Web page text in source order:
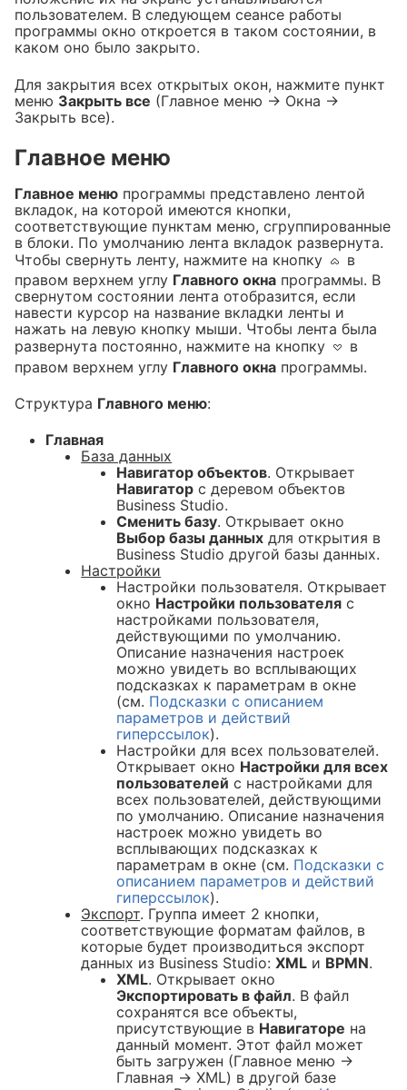
пользователем. В следующем сеансе работы
программы окно откроется в таком состоянии, в
каком оно было закрыто.
Для закрытия всех открытых окон, нажмите пункт
меню Закрыть все (Главное меню → Окна →
Закрыть все).
Главное меню
Главное меню программы представлено лентой
вкладок, на которой имеются кнопки,
соответствующие пунктам меню, сгруппированные
в блоки. По умолчанию лента вкладок развернута.
Чтобы свернуть ленту, нажмите на кнопку
в
правом верхнем углу Главного окна программы. В
свернутом состоянии лента отобразится, если
навести курсор на название вкладки ленты и
нажать на левую кнопку мыши. Чтобы лента была
развернута постоянно, нажмите на кнопку
в
правом верхнем углу Главного окна программы.
Структура Главного меню:
Главная
База данных
Навигатор объектов. Открывает
Навигатор с деревом объектов
Business Studio.
Сменить базу. Открывает окно
Выбор базы данных для открытия в
Business Studio другой базы данных.
Настройки
Настройки пользователя. Открывает
окно Настройки пользователя c
настройками пользователя,
действующими по умолчанию.
Описание назначения настроек
можно увидеть во всплывающих
подсказках к параметрам в окне
(см. Подсказки с описанием
параметров и действий
гиперссылок).
Настройки для всех пользователей.
Открывает окно Настройки для всех
пользователей с настройками для
всех пользователей, действующими
по умолчанию. Описание назначения
настроек можно увидеть во
всплывающих подсказках к
параметрам в окне (см. Подсказки с
описанием параметров и действий
гиперссылок).
Экспорт. Группа имеет 2 кнопки,
соответствующие форматам файлов, в
которые будет производиться экспорт
данных из Business Studio:XML и BPMN.
XML. Открывает окно
Экспортировать в файл. В файл
сохранятся все объекты,
присутствующие в Навигаторе на
данный момент. Этот файл может
быть загружен (Главное меню →
Главная → XML) в другой базе